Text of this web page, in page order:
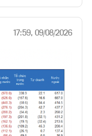
17:59, 09/08/2026